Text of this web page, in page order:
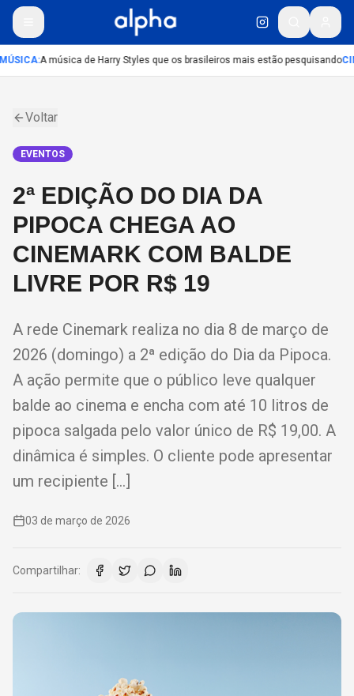
:A música de Harry Styles que os brasileiros mais estão pesquisando
Voltar
EVENTOS
2ª EDIÇÃO DO DIA DA
PIPOCA CHEGA AO
CINEMARK COM BALDE
LIVRE POR R$ 19
A rede Cinemark realiza no dia 8 de março de
2026 (domingo) a 2ª edição do Dia da Pipoca.
A ação permite que o público leve qualquer
balde ao cinema e encha com até 10 litros de
pipoca salgada pelo valor único de R$ 19,00. A
dinâmica é simples. O cliente pode apresentar
um recipiente […]
03 de março de 2026
Compartilhar: